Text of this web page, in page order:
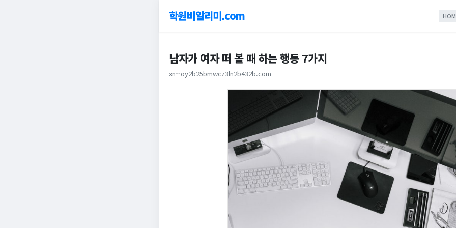
학원비알리미.com
남자가 여자 떠 볼 때 하는 행동 7가지
xn--oy2b25bmwcz3ln2b432b.com